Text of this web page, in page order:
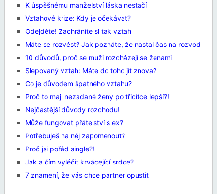
K úspěšnému manželství láska nestačí
Vztahové krize: Kdy je očekávat?
Odejděte! Zachráníte si tak vztah
Máte se rozvést? Jak poznáte, že nastal čas na rozvod
10 důvodů, proč se muži rozcházejí se ženami
Slepovaný vztah: Máte do toho jít znova?
Co je důvodem špatného vztahu?
Proč to mají nezadané ženy po třicítce lepší?!
Nejčastější důvody rozchodu!
Může fungovat přátelství s ex?
Potřebuješ na něj zapomenout?
Proč jsi pořád single?!
Jak a čím vyléčit krvácející srdce?
7 znamení, že vás chce partner opustit